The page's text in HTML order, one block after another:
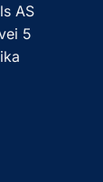
AS
5